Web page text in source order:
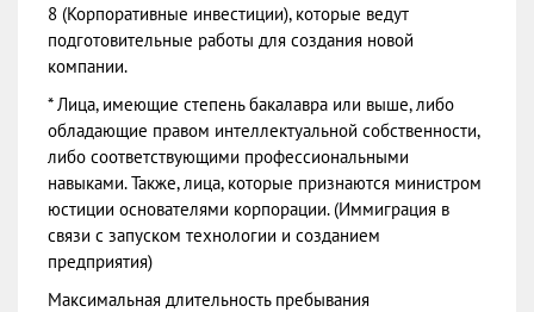
8 (Корпоративные инвестиции), которые ведут
подготовительные работы для создания новой
компании.
* Лица, имеющие степень бакалавра или выше, либо
обладающие правом интеллектуальной собственности,
либо соответствующими профессиональными
навыками. Также, лица, которые признаются министром
юстиции основателями корпорации. (Иммиграция в
связи с запуском технологии и созданием
предприятия)
Максимальная длительность пребывания